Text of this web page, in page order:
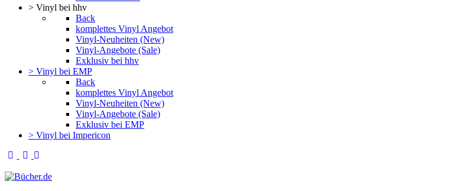
> Vinyl bei hhv
Back
komplettes Vinyl Angebot
Vinyl-Neuheiten (New)
Vinyl-Angebote (Sale)
Exklusiv bei hhv
> Vinyl bei EMP
Back
komplettes Vinyl Angebot
Vinyl-Neuheiten (New)
Vinyl-Angebote (Sale)
Exklusiv bei EMP
> Vinyl bei Impericon